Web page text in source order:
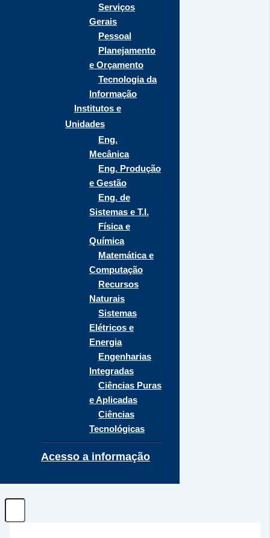
Serviços
Gerais
Pessoal
Planejamento
e Orçamento
Tecnologia da
Informação
Institutos e
Unidades
Eng.
Mecânica
Eng. Produção
e Gestão
Eng. de
Sistemas e T.I.
Física e
Química
Matemática e
Computação
Recursos
Naturais
Sistemas
Elétricos e
Energia
Engenharias
Integradas
Ciências Puras
e Aplicadas
Ciências
Tecnológicas
Acesso a informação